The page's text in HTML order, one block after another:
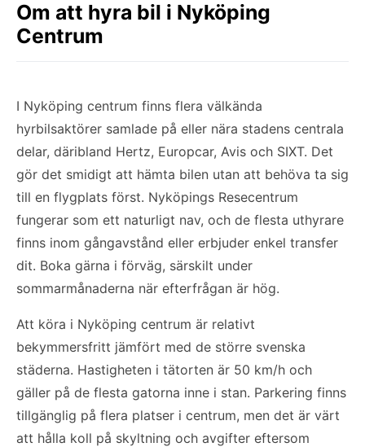
Om att hyra bil i Nyköping
Centrum
I Nyköping centrum finns flera välkända
hyrbilsaktörer samlade på eller nära stadens centrala
delar, däribland Hertz, Europcar, Avis och SIXT. Det
gör det smidigt att hämta bilen utan att behöva ta sig
till en flygplats först. Nyköpings Resecentrum
fungerar som ett naturligt nav, och de flesta uthyrare
finns inom gångavstånd eller erbjuder enkel transfer
dit. Boka gärna i förväg, särskilt under
sommarmånaderna när efterfrågan är hög.
Att köra i Nyköping centrum är relativt
bekymmersfritt jämfört med de större svenska
städerna. Hastigheten i tätorten är 50 km/h och
gäller på de flesta gatorna inne i stan. Parkering finns
tillgänglig på flera platser i centrum, men det är värt
att hålla koll på skyltning och avgifter eftersom